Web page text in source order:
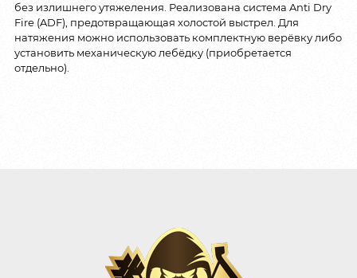
без излишнего утяжеления. Реализована система Anti Dry
Fire (ADF), предотвращающая холостой выстрел. Для
натяжения можно использовать комплектную верёвку либо
установить механическую лебёдку (приобретается
отдельно).